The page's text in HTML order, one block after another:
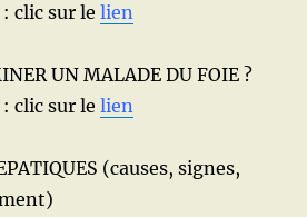
: clic sur lelien
UN MALADE DU FOIE ?
: clic sur lelien
(causes, signes,